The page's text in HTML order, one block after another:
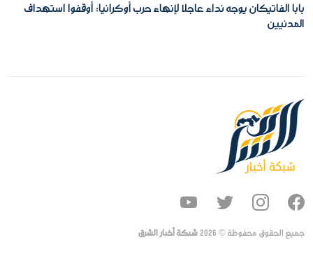
بابا الفاتيكان يوجه نداء عاجلا لإنهاء حرب أوكرانيا: أوقفوا استهداف
المدنيين
جميع الحقوق محفوظة © 2026شبكة أخبار الشرق